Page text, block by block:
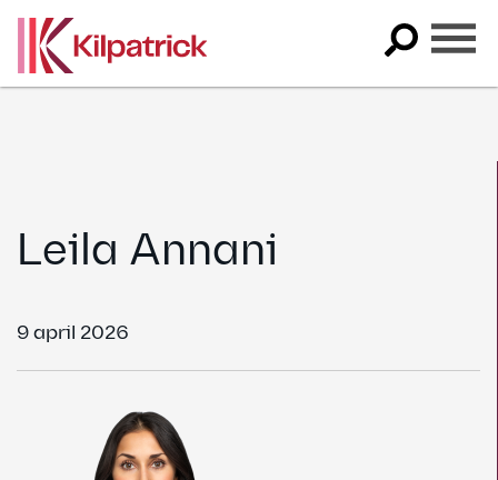
content
Leila Annani
9 april 2026